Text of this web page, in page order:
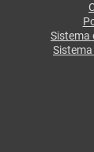
Sistema